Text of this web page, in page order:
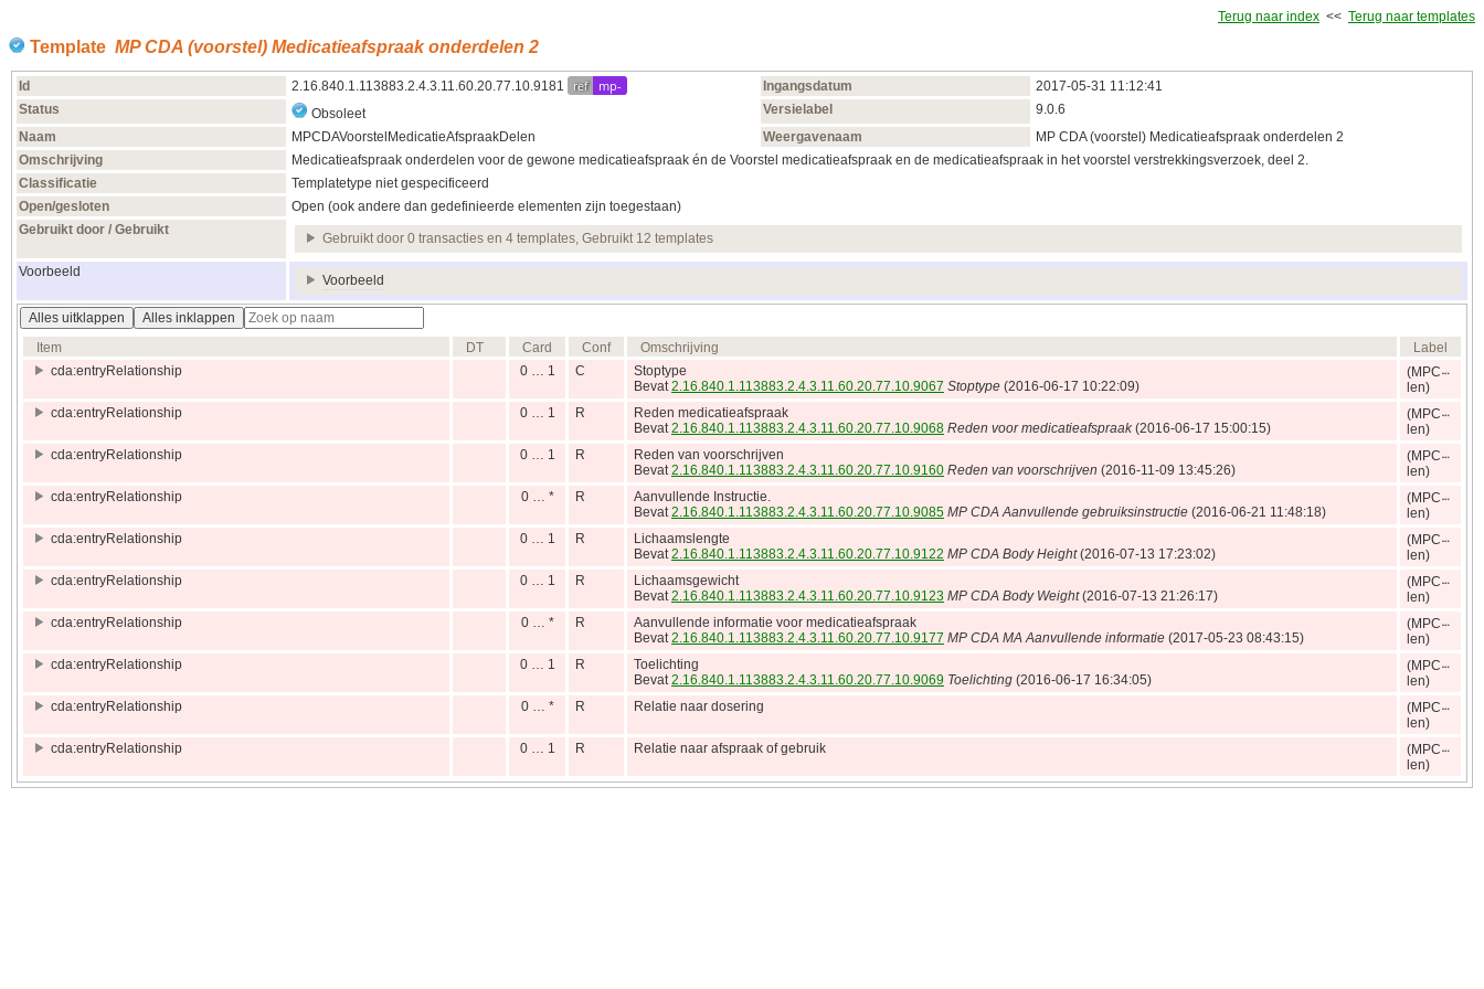
Terug naar index << Terug naar templates
Template MP CDA (voorstel) Medicatieafspraak onderdelen 2
Id 2.16.840.1.113883.2.4.3.11.60.20.77.10.9181 ref mp- Ingangsdatum
2017‑05‑31 11:12:41
Status
Obsoleet Versielabel
9.0.6
Naam
MPCDAVoorstelMedicatieAfspraakDelen Weergavenaam
MP CDA (voorstel) Medicatieafspraak onderdelen 2
Omschrijving
Medicatieafspraak onderdelen voor de gewone medicatieafspraak én de Voorstel medicatieafspraak en de medicatieafspraak in het voorstel verstrekkingsverzoek, deel 2.
Classificatie
Templatetype niet gespecificeerd
Open/gesloten
Open (ook andere dan gedefinieerde elementen zijn toegestaan)
Gebruikt door / Gebruikt
Gebruikt door 0 transacties en 4 templates, Gebruikt 12 templates
Voorbeeld
Voorbeeld
Alles uitklappen
Alles inklappen
Item
DT Card Conf Omschrijving
Label
cda:entryRelationship
0 … 1 C
Stoptype
Bevat2.16.840.1.113883.2.4.3.11.60.20.77.10.9067 Stoptype (2016‑06‑17 10:22:09)
(MPC
len)
cda:entryRelationship
0 … 1 R
Reden medicatieafspraak
Bevat2.16.840.1.113883.2.4.3.11.60.20.77.10.9068 Reden voor medicatieafspraak(2016‑06‑17 15:00:15)
(MPC
len)
cda:entryRelationship
0 … 1 R
Reden van voorschrijven
Bevat2.16.840.1.113883.2.4.3.11.60.20.77.10.9160 Reden van voorschrijven (2016‑11‑09 13:45:26)
(MPC
len)
cda:entryRelationship
0 … * R
Aanvullende Instructie.
Bevat2.16.840.1.113883.2.4.3.11.60.20.77.10.9085 MP CDA Aanvullende gebruiksinstructie (2016‑06‑21 11:48:18)
(MPC
len)
cda:entryRelationship
0 … 1 R
Lichaamslengte
Bevat2.16.840.1.113883.2.4.3.11.60.20.77.10.9122 MP CDA Body Height(2016‑07‑13 17:23:02)
(MPC
len)
cda:entryRelationship
0 … 1 R
Lichaamsgewicht
Bevat2.16.840.1.113883.2.4.3.11.60.20.77.10.9123 MP CDA Body Weight(2016‑07‑13 21:26:17)
(MPC
len)
cda:entryRelationship
0 … * R
Aanvullende informatie voor medicatieafspraak
Bevat2.16.840.1.113883.2.4.3.11.60.20.77.10.9177 MP CDA MA Aanvullende informatie (2017‑05‑23 08:43:15)
(MPC
len)
cda:entryRelationship
0 … 1 R
Toelichting
Bevat2.16.840.1.113883.2.4.3.11.60.20.77.10.9069 Toelichting (2016‑06‑17 16:34:05)
(MPC
len)
cda:entryRelationship
0 … * R Relatie naar dosering
(MPC
len)
cda:entryRelationship
0 … 1 R Relatie naar afspraak of gebruik
(MPC
len)